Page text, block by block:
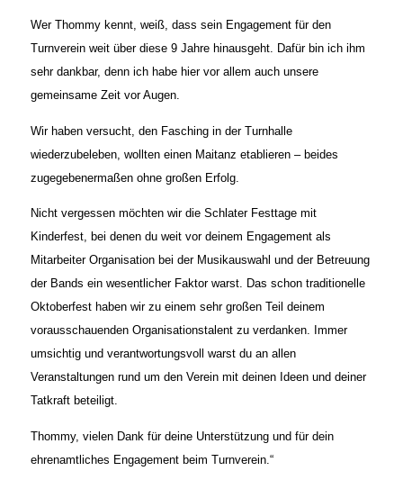
Wer Thommy kennt, weiß, dass sein Engagement für den
Turnverein weit über diese 9 Jahre hinausgeht. Dafür bin ich ihm
sehr dankbar, denn ich habe hier vor allem auch unsere
gemeinsame Zeit vor Augen.
Wir haben versucht, den Fasching in der Turnhalle
wiederzubeleben, wollten einen Maitanz etablieren – beides
zugegebenermaßen ohne großen Erfolg.
Nicht vergessen möchten wir die Schlater Festtage mit
Kinderfest, bei denen du weit vor deinem Engagement als
Mitarbeiter Organisation bei der Musikauswahl und der Betreuung
der Bands ein wesentlicher Faktor warst. Das schon traditionelle
Oktoberfest haben wir zu einem sehr großen Teil deinem
vorausschauenden Organisationstalent zu verdanken. Immer
umsichtig und verantwortungsvoll warst du an allen
Veranstaltungen rund um den Verein mit deinen Ideen und deiner
Tatkraft beteiligt.
Thommy, vielen Dank für deine Unterstützung und für dein
ehrenamtliches Engagement beim Turnverein.“